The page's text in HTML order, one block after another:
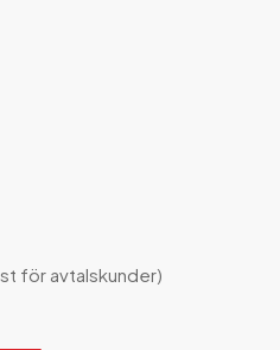
för avtalskunder)